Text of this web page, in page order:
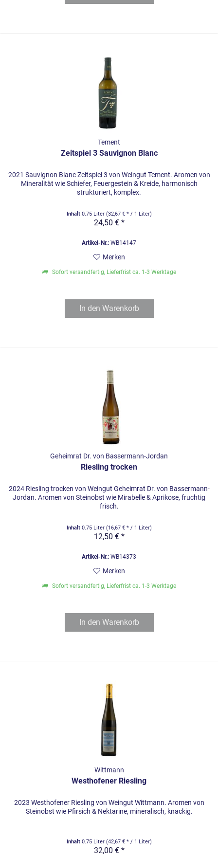
Tement
Zeitspiel 3 Sauvignon Blanc
2021 Sauvignon Blanc Zeitspiel 3 von Weingut Tement. Aromen von
Mineralität wie Schiefer, Feuergestein & Kreide, harmonisch
strukturiert, komplex.
Inhalt 0.75 Liter (32,67 € * / 1 Liter)
24,50 € *
Artikel-Nr.: WB14147
Merken
Sofort versandfertig, Lieferfrist ca. 1-3 Werktage
In den Warenkorb
Geheimrat Dr. von Bassermann-Jordan
Riesling trocken
2024 Riesling trocken von Weingut Geheimrat Dr. von Bassermann-
Jordan. Aromen von Steinobst wie Mirabelle & Aprikose, fruchtig
frisch.
Inhalt 0.75 Liter (16,67 € * / 1 Liter)
12,50 € *
Artikel-Nr.: WB14373
Merken
Sofort versandfertig, Lieferfrist ca. 1-3 Werktage
In den Warenkorb
Wittmann
Westhofener Riesling
2023 Westhofener Riesling von Weingut Wittmann. Aromen von
Steinobst wie Pfirsich & Nektarine, mineralisch, knackig.
Inhalt 0.75 Liter (42,67 € * / 1 Liter)
32,00 € *